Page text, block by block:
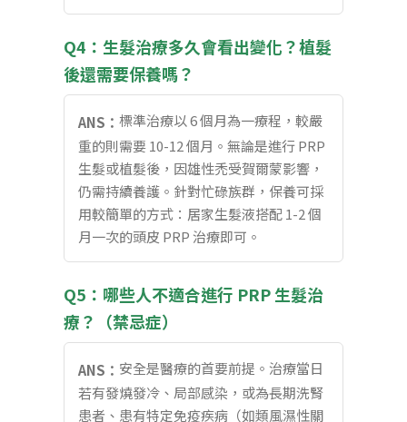
Q4：生髮治療多久會看出變化？植髮
後還需要保養嗎？
ANS： 標準治療以 6 個月為一療程，較嚴
重的則需要 10-12 個月。無論是進行 PRP
生髮或植髮後，因雄性禿受賀爾蒙影響，
仍需持續養護。針對忙碌族群，保養可採
用較簡單的方式：居家生髮液搭配 1-2 個
月一次的頭皮 PRP 治療即可。
Q5：哪些人不適合進行 PRP 生髮治
療？（禁忌症）
ANS： 安全是醫療的首要前提。治療當日
若有發燒發冷、局部感染，或為長期洗腎
患者、患有特定免疫疾病（如類風濕性關